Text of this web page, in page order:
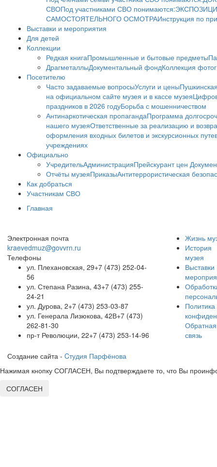
СВОПод участниками СВО понимаются:
САМОСТОЯТЕЛЬНОГО ОСМОТРАИнструкция по
Выставки и мероприятия
Для детей
Коллекции
Редкая книгаПромышленные и бытовые предметы
ДрагметаллыДокументальный фондКоллекция
Посетителю
Часто задаваемые вопросыУслуги и цены
на официальном сайте музея и в кассе музея
праздников в 2026 годуБорьба с мошенничеством
Антинаркотическая пропагандаПрограмма
нашего музеяОтветственные за реализацию и
оформления входных билетов и экскурсионных
учреждениях
Официально
УчредительАдминистрацияПрейскурант цен
Отчёты музеяПриказыАнтитеррористическая
Как добраться
Участникам СВО
Главная
Электронная почта
kraevedmuz@govvrn.ru
Телефоны
ул. Плехановская, 29+7 (473) 252-04-
56
ул. Степана Разина, 43+7 (473) 255-
24-21
ул. Дурова, 2+7 (473) 253-03-87
ул. Генерала Лизюкова, 42В+7 (473)
262-81-30
пр-т Революции, 22+7 (473) 253-14-96
Жизнь
История
музея
Выставки
Политика
Обратная
связь
Создание сайта - Cтудия Парфёнова
Нажимая кнопку СОГЛАСЕН, Вы подтверждаете то, что Вы
СОГЛАСЕН